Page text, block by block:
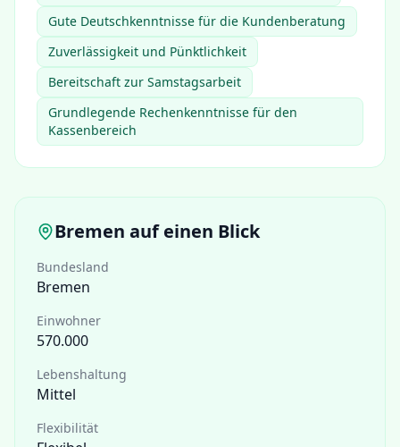
Gute Deutschkenntnisse für die Kundenberatung
Zuverlässigkeit und Pünktlichkeit
Bereitschaft zur Samstagsarbeit
Grundlegende Rechenkenntnisse für den
Kassenbereich
Bremen auf einen Blick
Bundesland
Bremen
Einwohner
570.000
Lebenshaltung
Mittel
Flexibilität